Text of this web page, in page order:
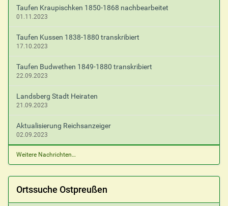
Taufen Kraupischken 1850-1868 nachbearbeitet
01.11.2023
Taufen Kussen 1838-1880 transkribiert
17.10.2023
Taufen Budwethen 1849-1880 transkribiert
22.09.2023
Landsberg Stadt Heiraten
21.09.2023
Aktualisierung Reichsanzeiger
02.09.2023
Weitere Nachrichten…
Ortssuche Ostpreußen